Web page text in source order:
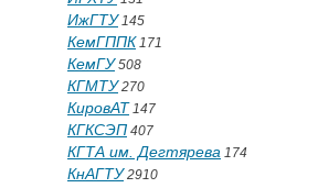
ИжГТУ145
КемГППК 171
КемГУ508
КГМТУ270
КировАТ 147
КГКСЭП 407
КГТА им. Дегтярева 174
КнАГТУ2910